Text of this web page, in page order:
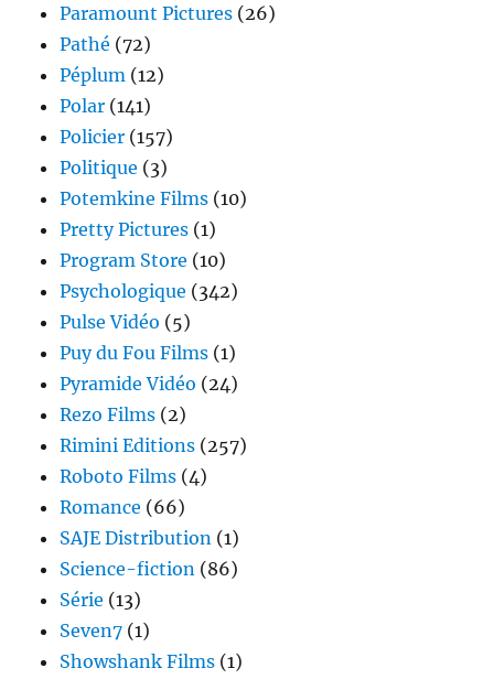
Paramount Pictures (26)
Pathé (72)
Péplum (12)
Polar (141)
Policier (157)
Politique (3)
Potemkine Films (10)
Pretty Pictures (1)
Program Store (10)
Psychologique (342)
Pulse Vidéo (5)
Puy du Fou Films (1)
Pyramide Vidéo (24)
Rezo Films (2)
Rimini Editions (257)
Roboto Films (4)
Romance (66)
SAJE Distribution (1)
Science-fiction (86)
Série (13)
Seven7 (1)
Showshank Films (1)